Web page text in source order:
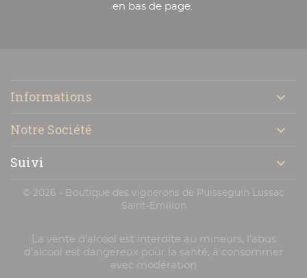
en bas de page.

Informations

Notre Société

Suivi

© 2026 - Boutique des vignerons de Puisseguin Lussac
Saint-Émilion
La vente d’alcool est interdite au mineurs, l’abus
d’alcool est dangereux pour la santé, à consommer
avec modération